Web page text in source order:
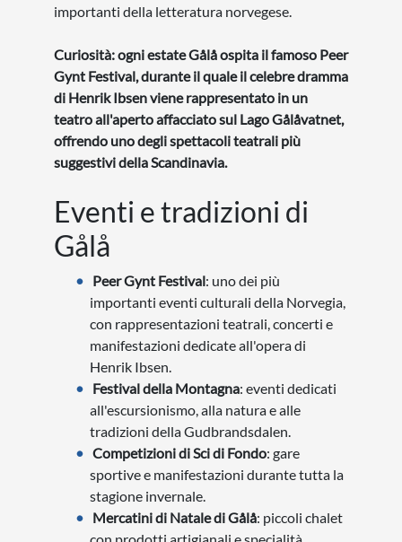
importanti della letteratura norvegese.
Curiosità: ogni estate Gålå ospita il famoso Peer
Gynt Festival, durante il quale il celebre dramma
di Henrik Ibsen viene rappresentato in un
teatro all'aperto affacciato sul Lago Gålåvatnet,
offrendo uno degli spettacoli teatrali più
suggestivi della Scandinavia.
Eventi e tradizioni di
Gålå
Peer Gynt Festival: uno dei più
importanti eventi culturali della Norvegia,
con rappresentazioni teatrali, concerti e
manifestazioni dedicate all'opera di
Henrik Ibsen.
Festival della Montagna: eventi dedicati
all'escursionismo, alla natura e alle
tradizioni della Gudbrandsdalen.
Competizioni di Sci di Fondo: gare
sportive e manifestazioni durante tutta la
stagione invernale.
Mercatini di Natale di Gålå: piccoli chalet